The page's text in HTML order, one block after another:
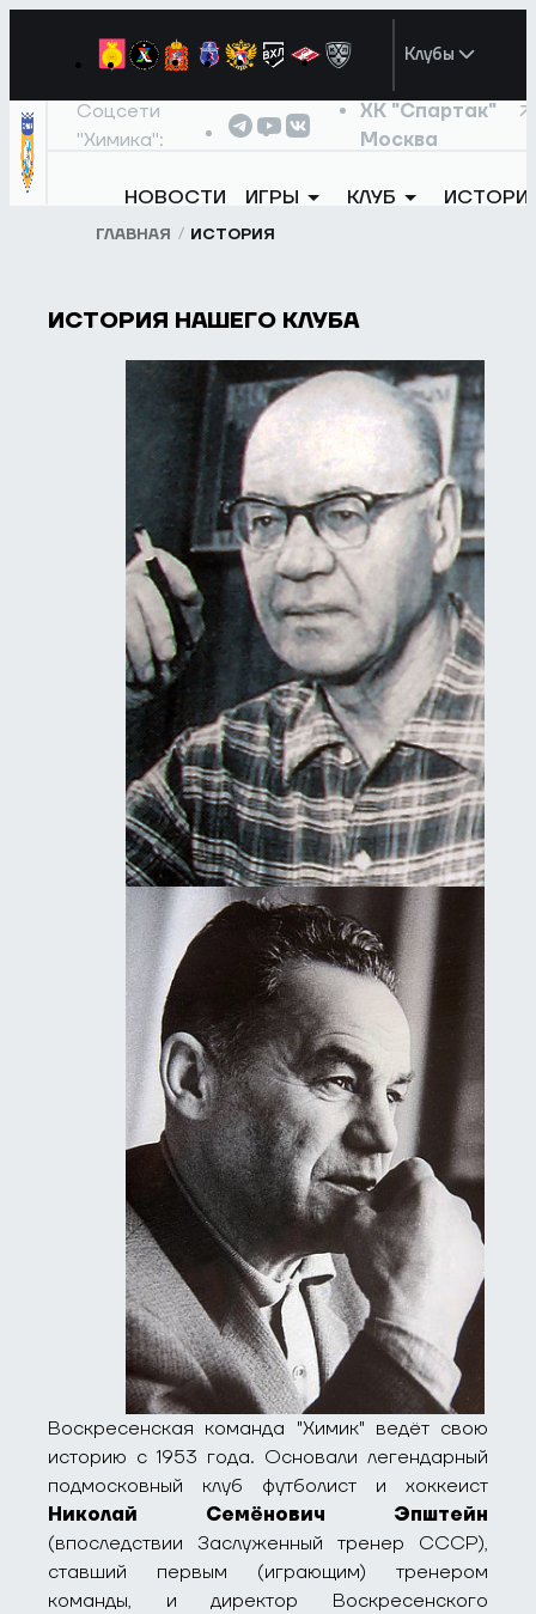
Клубы
Соцсети
"Химика":
ХК "Спартак"
Москва
НОВОСТИ ИГРЫ КЛУБ
ГЛАВНАЯ ИСТОРИЯ
ИСТОРИЯ НАШЕГО КЛУБА
Воскресенская команда "Химик" ведёт свою
историю с 1953 года. Основали легендарный
подмосковный клуб футболист и хоккеист
Николай Семёнович Эпштейн
(впоследствии Заслуженный тренер СССР),
ставший первым (играющим) тренером
команды, и директор Воскресенского